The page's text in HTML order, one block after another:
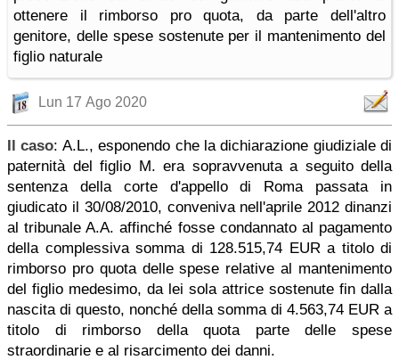
ottenere il rimborso pro quota, da parte dell'altro
genitore, delle spese sostenute per il mantenimento del
figlio naturale
Lun 17 Ago 2020
Il caso: A.L., esponendo che la dichiarazione giudiziale di
paternità del figlio M. era sopravvenuta a seguito della
sentenza della corte d'appello di Roma passata in
giudicato il 30/08/2010, conveniva nell'aprile 2012 dinanzi
al tribunale A.A. affinché fosse condannato al pagamento
della complessiva somma di 128.515,74 EUR a titolo di
rimborso pro quota delle spese relative al mantenimento
del figlio medesimo, da lei sola attrice sostenute fin dalla
nascita di questo, nonché della somma di 4.563,74 EUR a
titolo di rimborso della quota parte delle spese
straordinarie e al risarcimento dei danni.